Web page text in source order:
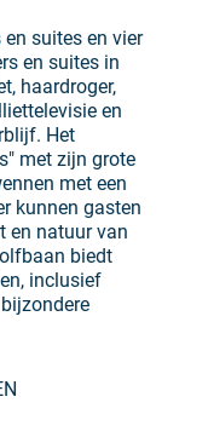
suites en vier
en suites in
haardroger,
en
Het
met zijn grote
met een
kunnen gasten
en natuur van
biedt
inclusief